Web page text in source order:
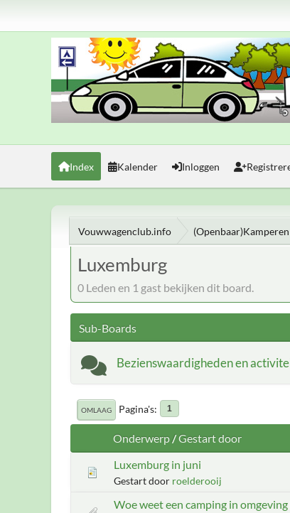
Index Kalender Inloggen
Vouwwagenclub.info (Openbaar)Kamperen
Luxemburg
0 Leden en 1 gast bekijken dit board.
Sub-Boards
Bezienswaardigheden en
OMLAAG Pagina's 1
Onderwerp/Gestart door
Luxemburg in juni
Gestart door roelderooij
Woe weet een camping in